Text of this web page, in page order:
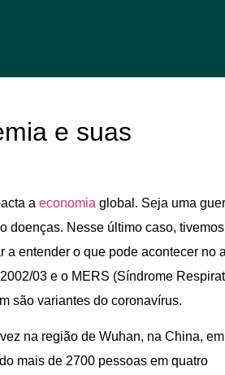
e suas
a economia global. Seja uma
doenças. Nesse último caso,
entender o que pode acontecer no
03 e o MERS (Síndrome
são variantes do coronavírus.
na região de Wuhan, na China, em
mais de 2700 pessoas em quatro